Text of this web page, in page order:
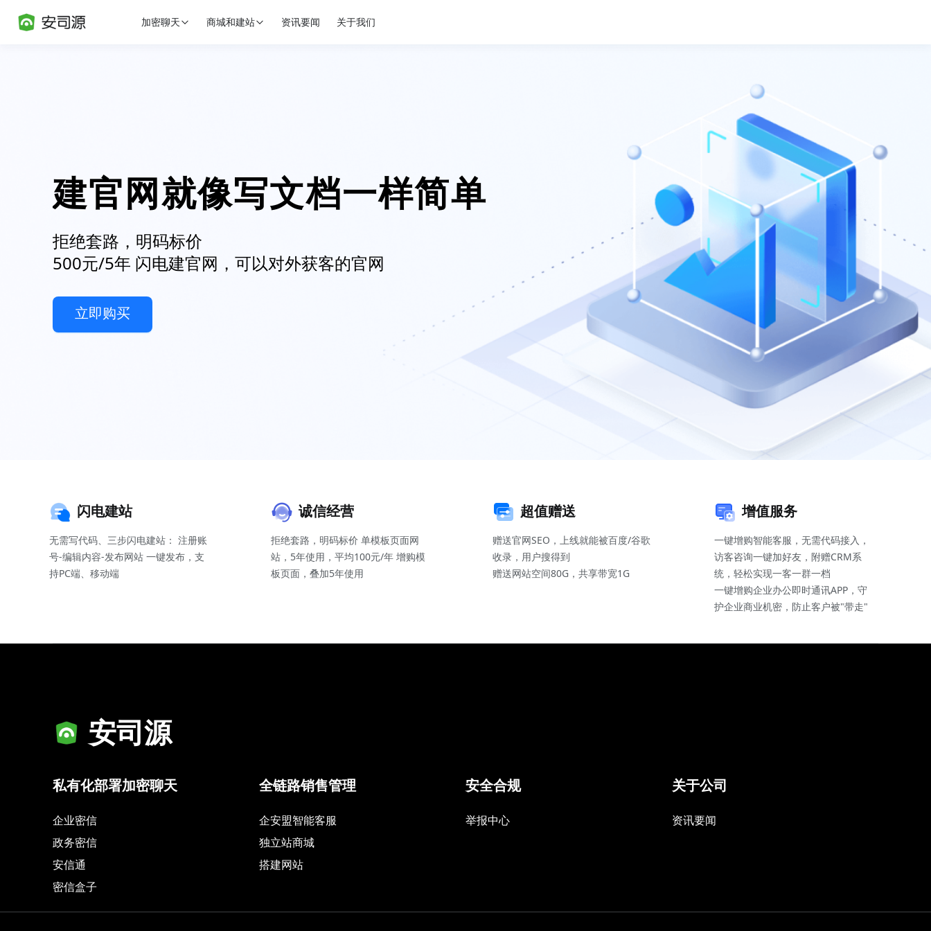
加密聊天 商城和建站 资讯要闻 关于我们
建官网就像写文档一样简单
拒绝套路，明码标价
500元/5年 闪电建官网，可以对外获客的官网
立即购买
闪电建站
无需写代码、三步闪电建站： 注册账
号-编辑内容-发布网站 一键发布，支
持PC端、移动端
诚信经营
拒绝套路，明码标价 单模板页面网
站，5年使用，平均100元/年 增购模
板页面，叠加5年使用
超值赠送
赠送官网SEO，上线就能被百度/谷歌
收录，用户搜得到
赠送网站空间80G，共享带宽1G
增值服务
一键增购智能客服，无需代码接入，
访客咨询一键加好友，附赠CRM系
统，轻松实现一客一群一档
一键增购企业办公即时通讯APP，守
护企业商业机密，防止客户被"带走"
安司源
私有化部署加密聊天
企业密信
政务密信
安信通
密信盒子
全链路销售管理
企安盟智能客服
独立站商城
搭建网站
安全合规
举报中心
关于公司
资讯要闻